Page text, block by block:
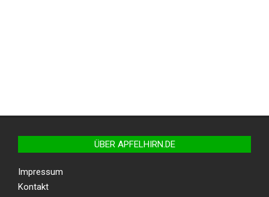
ÜBER APFELHIRN.DE
Impressum
Kontakt